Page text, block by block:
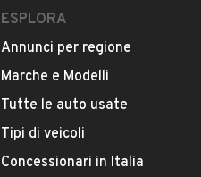
ESPLORA
Annunci per regione
Marche e Modelli
Tutte le auto usate
Tipi di veicoli
Concessionari in Italia